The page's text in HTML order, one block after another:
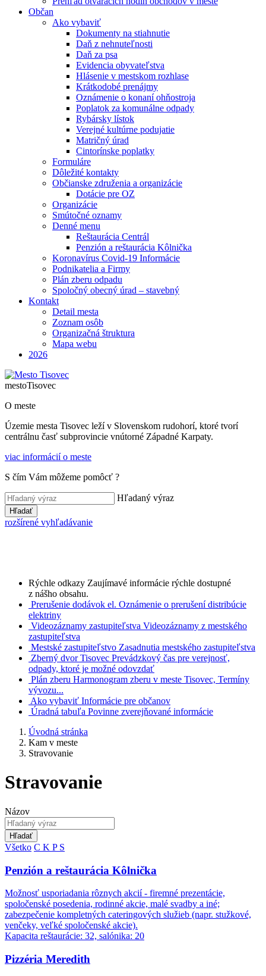
Občan
Ako vybaviť
Dokumenty na stiahnutie
Daň z nehnuteľnosti
Daň za psa
Evidencia obyvateľstva
Hlásenie v mestskom rozhlase
Krátkodobé prenájmy
Oznámenie o konaní ohňostroja
Poplatok za komunálne odpady
Rybársky lístok
Verejné kultúrne podujatie
Matričný úrad
Cintorínske poplatky
Formuláre
Dôležité kontakty
Občianske združenia a organizácie
Dotácie pre OZ
Organizácie
Smútočné oznamy
Denné menu
Reštaurácia Centrál
Penzión a reštaurácia Kôlnička
Koronavírus Covid-19 Informácie
Podnikatelia a Firmy
Plán zberu odpadu
Spoločný obecný úrad – stavebný
Kontakt
Detail mesta
Zoznam osôb
Organizačná štruktura
Mapa webu
2026
mestoTisovec
O meste
Územie mesta Tisovec leží v Slovenskom rudohorí, ktoré tvorí
centrálnu časť subprovincie vnútorné Západné Karpaty.
viac informácií o meste
S čím Vám môžeme pomôcť ?
Hľadaný výraz
Hľadať
rozšírené vyhľadávanie
Rýchle odkazy Zaujímavé informácie rýchle dostupné
z nášho obsahu.
Prerušenie dodávok el. Oznámenie o prerušení distribúcie
elektriny
Videozáznamy zastupiteľstva Videozáznamy z mestského
zastupiteľstva
Mestské zastupiteľstvo Zasadnutia mestského zastupiteľstva
Zberný dvor Tisovec Prevádzkový čas pre verejnosť,
odpady, ktoré je možné odovzdať
Plán zberu Harmonogram zberu v meste Tisovec, Termíny
vývozu...
Ako vybaviť Informácie pre občanov
Úradná tabuľa Povinne zverejňované informácie
Úvodná stránka
Kam v meste
Stravovanie
Stravovanie
Názov
Hľadať
Všetko C K P S
Penzión a reštaurácia Kôlnička
Možnosť usporiadania rôznych akcií - firemné prezentácie,
spoločenské posedenia, rodinné akcie, malé svadby a iné;
zabezpečenie kompletných cateringových služieb (napr. stužkové,
venčeky, veľké spoločenské akcie).
Kapacita reštaurácie: 32, salónika: 20
Pizzéria Meredith